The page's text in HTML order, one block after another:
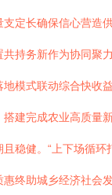
定长确保信心营造
持务新作为协同聚
模式联动综合快收
建完成农业高质量
稳健。“上下场循环
终助城乡经济社会